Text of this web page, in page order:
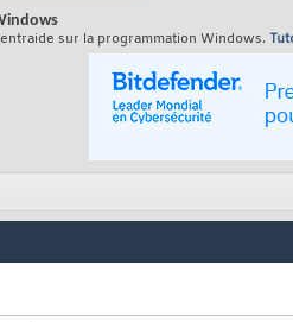
sur la programmation Windows.